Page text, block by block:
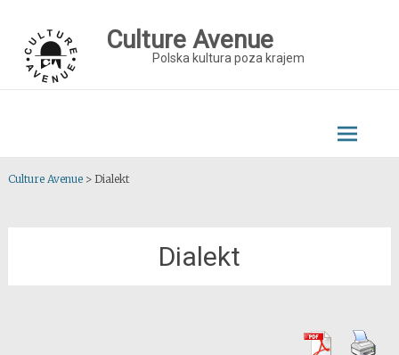
content
Culture Avenue
Polska kultura poza krajem
Culture Avenue> Dialekt
Dialekt